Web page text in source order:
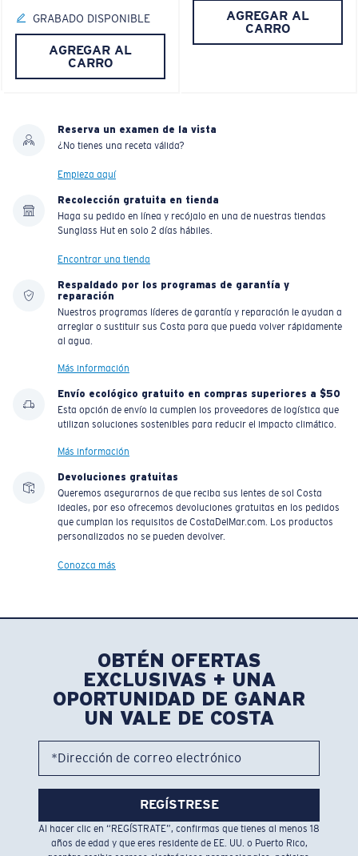
GRABADO DISPONIBLE
AGREGAR AL
CARRO
AGREGAR AL
CARRO
Reserva un examen de la vista
¿No tienes una receta válida?
Empieza aquí
Recolección gratuita en tienda
Haga su pedido en línea y recójalo en una de nuestras tiendas
Sunglass Hut en solo 2 días hábiles.
Encontrar una tienda
Respaldado por los programas de garantía y
reparación
Nuestros programas líderes de garantía y reparación le ayudan a
arreglar o sustituir sus Costa para que pueda volver rápidamente
al agua.
Más información
Envío ecológico gratuito en compras superiores a $50
Esta opción de envío la cumplen los proveedores de logística que
utilizan soluciones sostenibles para reducir el impacto climático.
Más información
Devoluciones gratuitas
Queremos asegurarnos de que reciba sus lentes de sol Costa
ideales, por eso ofrecemos devoluciones gratuitas en los pedidos
que cumplan los requisitos de CostaDelMar.com. Los productos
personalizados no se pueden devolver.
Conozca más
OBTÉN OFERTAS
EXCLUSIVAS + UNA
OPORTUNIDAD DE GANAR
UN VALE DE COSTA
*Dirección de correo electrónico
REGÍSTRESE
Al hacer clic en “REGÍSTRATE”, confirmas que tienes al menos 18
años de edad y que eres residente de EE. UU. o Puerto Rico,